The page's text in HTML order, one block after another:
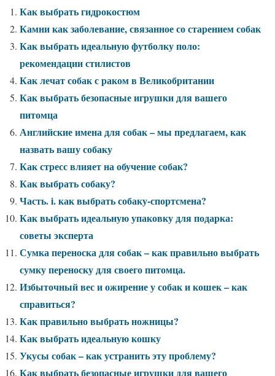
Как выбрать гидрокостюм
Камни как заболевание, связанное со старением собак
Как выбрать идеальную футболку поло:
рекомендации стилистов
Как лечат собак с раком в Великобритании
Как выбрать безопасные игрушки для вашего
питомца
Английские имена для собак – мы предлагаем, как
назвать вашу собаку
Как стресс влияет на обучение собак?
Как выбрать собаку?
Часть. i. как выбрать собаку-спортсмена?
Как выбрать идеальную упаковку для подарка:
советы эксперта
Сумка переноска для собак – как правильно выбрать
сумку переноску для своего питомца.
Избыточный вес и ожирение у собак и кошек – как
справиться?
Как правильно выбрать ножницы?
Как выбрать идеальную кошку
Укусы собак – как устранить эту проблему?
Как выбрать безопасные игрушки для вашего